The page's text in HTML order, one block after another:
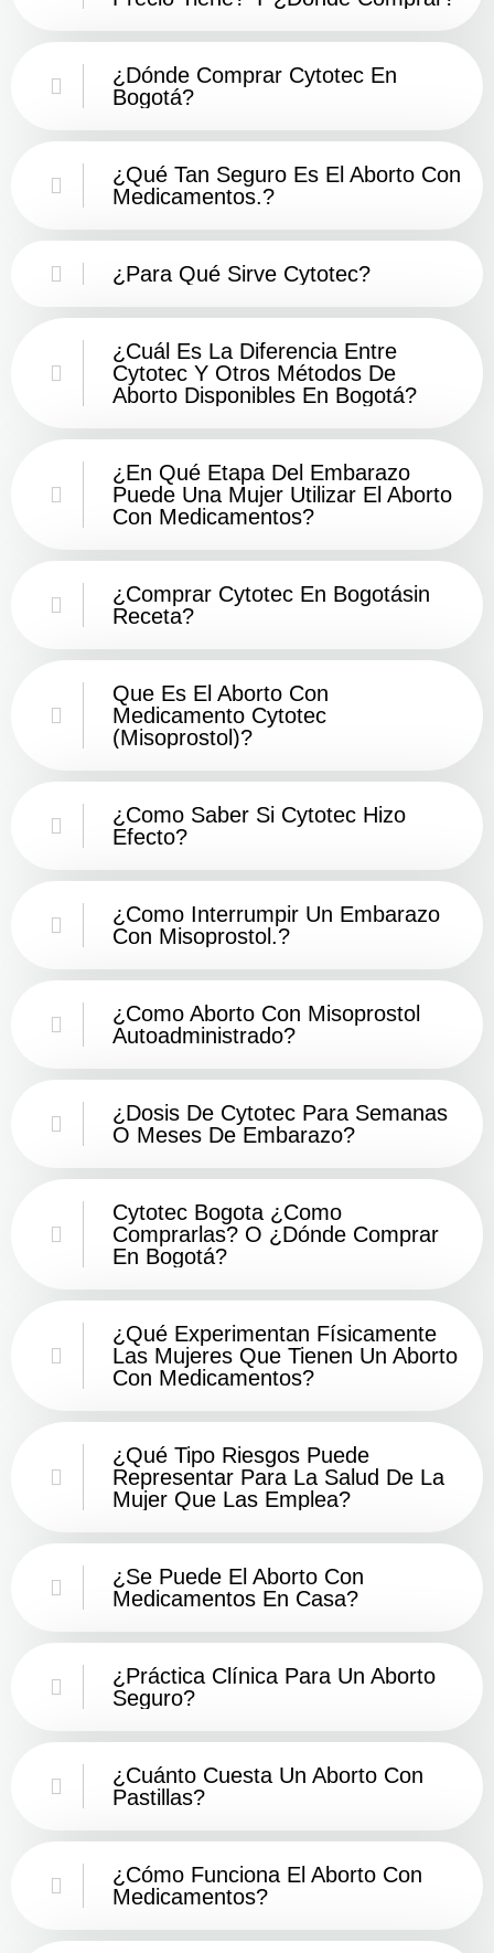
¿Dónde Comprar Cytotec En
Bogotá?
¿Qué Tan Seguro Es El Aborto Con
Medicamentos.?
¿Para Qué Sirve Cytotec?
¿Cuál Es La Diferencia Entre
Cytotec Y Otros Métodos De
Aborto Disponibles En Bogotá?
¿En Qué Etapa Del Embarazo
Puede Una Mujer Utilizar El Aborto
Con Medicamentos?
¿Comprar Cytotec En Bogotásin
Receta?
Que Es El Aborto Con
Medicamento Cytotec
(misoprostol)?
¿Como Saber Si Cytotec Hizo
Efecto?
¿como Interrumpir Un Embarazo
Con Misoprostol.?
¿Como Aborto Con Misoprostol
Autoadministrado?
¿Dosis De Cytotec Para Semanas
O Meses De Embarazo?
Cytotec Bogota ¿Como
Comprarlas? O ¿Dónde Comprar
En Bogotá?
¿Qué Experimentan Físicamente
Las Mujeres Que Tienen Un Aborto
Con Medicamentos?
¿Qué Tipo Riesgos Puede
Representar Para La Salud De La
Mujer Que Las Emplea?
¿Se Puede El Aborto Con
Medicamentos En Casa?
¿Práctica Clínica Para Un Aborto
Seguro?
¿Cuánto Cuesta Un Aborto Con
Pastillas?
¿Cómo Funciona El Aborto Con
Medicamentos?